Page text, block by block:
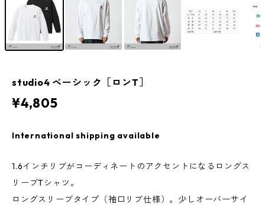
studio4 ベーシック［ロンT］
¥4,805
International shipping available
1.6インチリブがコーディネートのアクセントになるロングス
リーブTシャツ。
ロングスリーブタイプ（袖口リブ仕様）。少しオーバーサイ